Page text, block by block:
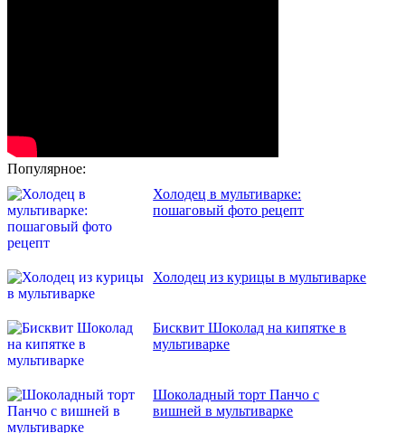
Популярное:
Холодец в мультиварке:
пошаговый фото рецепт
Холодец из курицы в мультиварке
Бисквит Шоколад на кипятке в
мультиварке
Шоколадный торт Панчо с
вишней в мультиварке